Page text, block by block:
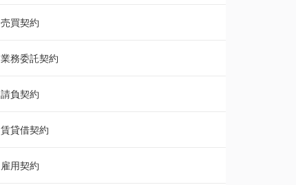
承諾書
雇用契約
その他契約・書面
売買契約
株主総会議事録・関連書類
売買契約
業務委託契約
請負契約
賃貸借契約
雇用契約